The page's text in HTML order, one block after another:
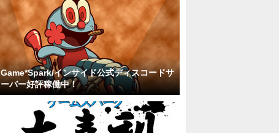
Game*Spark/インサイド公式ディスコードサ
ーバー好評稼働中！